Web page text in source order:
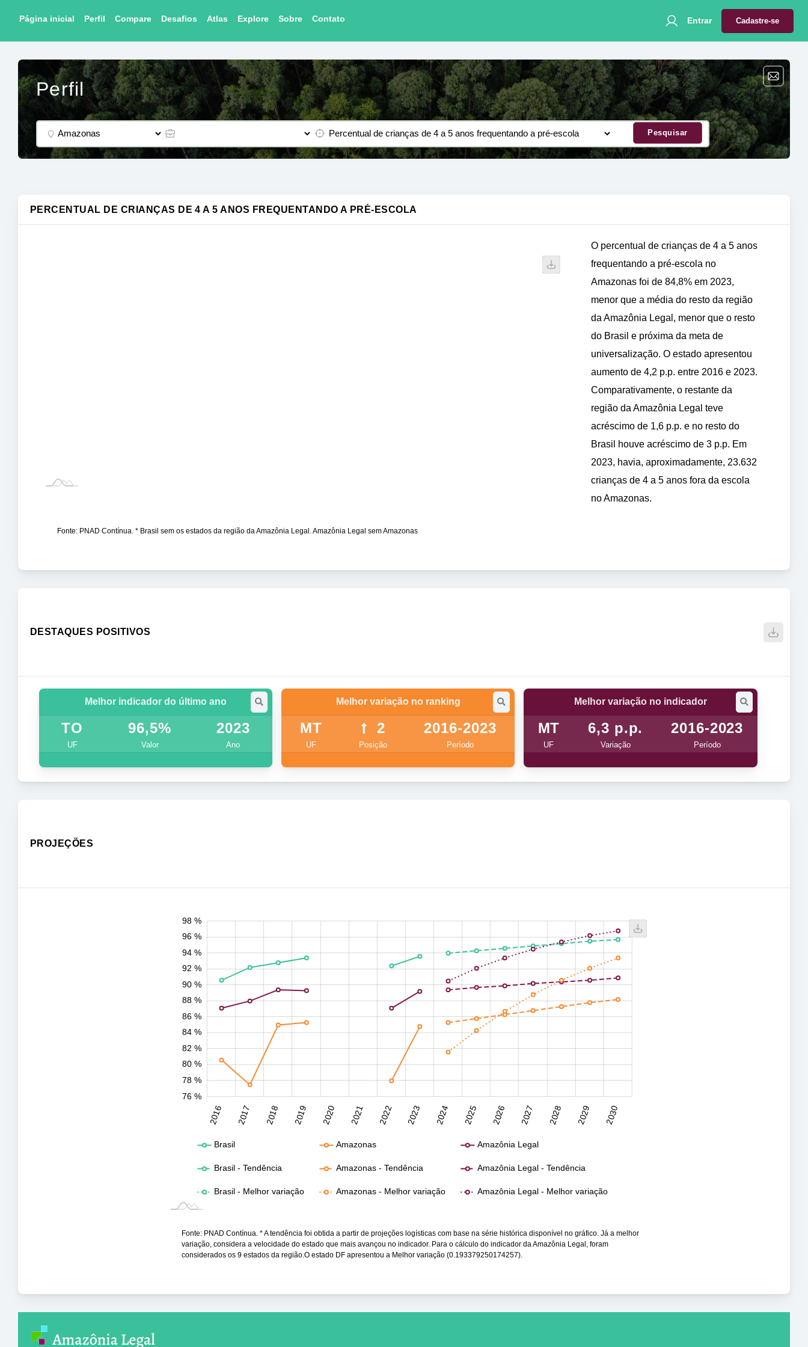
Página inicial Perfil Compare Desafios Atlas Explore Sobre Contato Entrar Cadastre-se
Perfil
Pesquisar
PERCENTUAL DE CRIANÇAS DE 4 A 5 ANOS FREQUENTANDO A PRÉ-ESCOLA
Fonte: PNAD Contínua. * Brasil sem os estados da região da Amazônia Legal. Amazônia Legal sem Amazonas
O percentual de crianças de 4 a 5 anos
frequentando a pré-escola no
Amazonas foi de 84,8% em 2023,
menor que a média do resto da região
da Amazônia Legal, menor que o resto
do Brasil e próxima da meta de
universalização. O estado apresentou
aumento de 4,2 p.p. entre 2016 e 2023.
Comparativamente, o restante da
região da Amazônia Legal teve
acréscimo de 1,6 p.p. e no resto do
Brasil houve acréscimo de 3 p.p. Em
2023, havia, aproximadamente, 23.632
crianças de 4 a 5 anos fora da escola
no Amazonas.
DESTAQUES POSITIVOS
Melhor indicador do último ano
TO
UF
96,5%
Valor
2023
Ano
Melhor variação no ranking
MT
UF
2
Posição
2016-2023
Período
Melhor variação no indicador
MT
UF
6,3 p.p.
Variação
2016-2023
Período
PROJEÇÕES
76 %
78 %
80 %
82 %
84 %
86 %
88 %
90 %
92 %
94 %
98 %
96 %
2016 2017 2018 2019 2020 2021 2022 2023 2024 2025 2026 2027 2028 2029 2030
2031
2032
Brasil Amazonas Amazônia Legal
Brasil - Tendência Amazonas - Tendência Amazônia Legal - Tendência
Brasil - Melhor variação Amazonas - Melhor variação Amazônia Legal - Melhor variação
Fonte: PNAD Contínua. * A tendência foi obtida a partir de projeções logísticas com base na série histórica disponível no gráfico. Já a melhor
variação, considera a velocidade do estado que mais avançou no indicador. Para o cálculo do indicador da Amazônia Legal, foram
considerados os 9 estados da região.O estado DF apresentou a Melhor variação (0.193379250174257).